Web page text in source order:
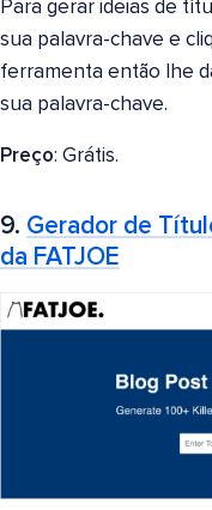
Para gerar ideias de
sua palavra-chave e
ferramenta então lhe
sua palavra-chave.
Preço: Grátis.
9. Gerador de
da FATJOE